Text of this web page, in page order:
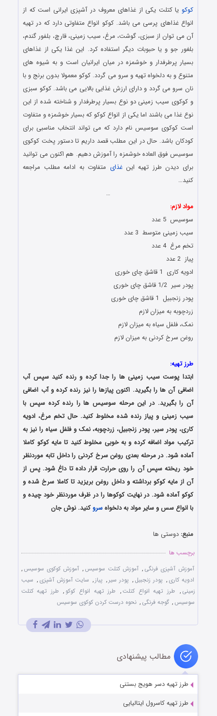
کوکو یا کتلت یکی از غذاهای معروف در آشپزی ایرانی است که از
انواع غذاهای پرسی می باشد. کوکو انواع متفاوتی دارد که در تهیه
آن می توان از سبزی، گوشت، مرغ، سیب زمینی، قارچ، بلفور گندم،
بلغور جو و یا حبوبات دیگر استفاده ‌کرد. این غذا یکی از غذاهای
بسیار پرطرفدار و خوشمزه در میان ایرانیان است و به شیوه های
متنوع و به دلخواه تهیه و سرو می گردد. کوکو معمولا بدون برنج و با
نان سرو می گردد و دارای ارزش غذایی بالایی می باشد. کوکو سبزی
و کوکوی سیب زمینی دو نوع بسیار پرطرفدار و شناخته شده از این
نوع غذا می باشند اما یکی از انواع کوکو که بسیار خوشمزه و متفاوت
است کوکوی سوسیس نام دارد که می تواند انتخاب مناسبی برای
کودکان باشد. حال در این مطلب قصد داریم تا دستور پخت کوکوی
سوسیس فوق العاده خوشمزه را آموزش دهیم. هم اکنون می توانید
برای دیدن طرز تهیه اینغذای متفاوت به ادامه مطلب مراجعه
کنید…
…
مواد لازم:
سوسیس 5 عدد
سیب زمینی متوسط 3 عدد
تخم مرغ 4 عدد
پیاز 2 عدد
ادویه کاری 1 قاشق چای خوری
پودر سیر 1/2 قاشق چای خوری
پودر زنجبیل 1 قاشق چای خوری
زردچوبه به میزان لازم
نمک، فلفل سیاه به میزان لازم
روغن سرخ کردنی به میزان لازم
طرز تهیه:
ابتدا پوست سیب زمینی ها را جدا کرده و رنده کنید سپس آب
اضافی آن ها را بگیرید. اکنون پیازها را نیز رنده کرده و آب اضافی
آن را بگیرید. در این مرحله سوسیس ها را رنده کرده سپس با
سیب زمینی و پیاز رنده شده مخلوط کنید. حال تخم مرغ، ادویه
کاری، پودر سیر، پودر زنجبیل، زردچوبه، نمک و فلفل سیاه را نیز به
ترکیب مواد اضافه کرده و به خوبی مخلوط کنید تا مایه کوکو کاملا
آماده شود. در مرحله بعدی روغن سرخ کردنی را داخل تابه موردنظر
خود ریخته سپس آن را روی حرارت قرار داده تا داغ شود. پس از
آن از مایه کوکو برداشته و داخل روغن بریزید تا کاملا سرخ شده و
کوکو آماده شود. در نهایت کوکوها را در ظرف موردنظر خود چیده و
با انواع سس و سایر مواد به دلخواهسروکنید. نوش جان
منبع: دوستی ها
برچسب ها
آموزش آشپزی فرنگی , آموزش کتلت سوسیس , آموزش کوکوی سوسیس ,
ادویه کاری , پودر زنجبیل , پودر سیر , پیاز , سایت آموزش آشپزی , سیب
زمینی , طرز تهیه انواع کتلت, طرز تهیه انواع کوکو , طرز تهیه کتلت
سوسیس , گوجه فرنگی , نحوه درست کردن کوکوی سوسیس
مطالب پیشنهادی
طرز تهیه دسر هویج بستنی
طرز تهیه کاسرول ایتالیایی